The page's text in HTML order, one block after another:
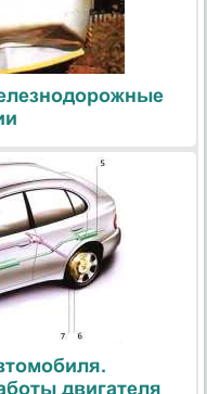
двигателя